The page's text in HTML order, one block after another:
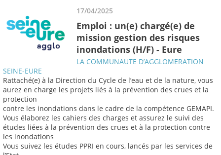
17/04/2025
Emploi : un(e) chargé(e) de
mission gestion des risques
inondations (H/F) - Eure
LA COMMUNAUTE D’AGGLOMERATION
SEINE-EURE
Rattaché(e) à la Direction du Cycle de l’eau et de la nature, vous
aurez en charge les projets liés à la prévention des crues et la
protection
contre les inondations dans le cadre de la compétence GEMAPI.
Vous élaborez les cahiers des charges et assurez le suivi des
études liées à la prévention des crues et à la protection contre
les inondations
Vous suivez les études PPRI en cours, lancés par les services de